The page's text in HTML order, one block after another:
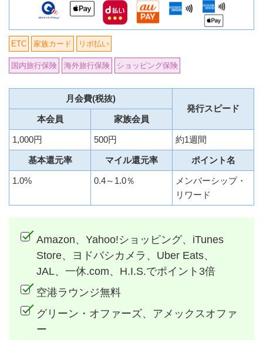
ETC 家族カード リボ払い
国内旅行保険 海外旅行保険 ショッピング保険
月会費(税抜)
発行スピード
本会員
家族会員
1,000円 500円 約1週間
基本還元率 マイル還元率 ポイント名
1.0% 0.4～1.0％
メンバーシップ・
リワード
Amazon、Yahoo!ショッピング、iTunes
Store、ヨドバシカメラ、Uber Eats、
JAL、一休.com、H.I.S.でポイント3倍
空港ラウンジ無料
グリーン・オファーズ、アメックスオファ
ー